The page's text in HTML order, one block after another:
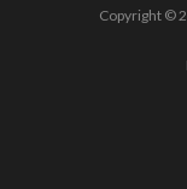
Copyright ©